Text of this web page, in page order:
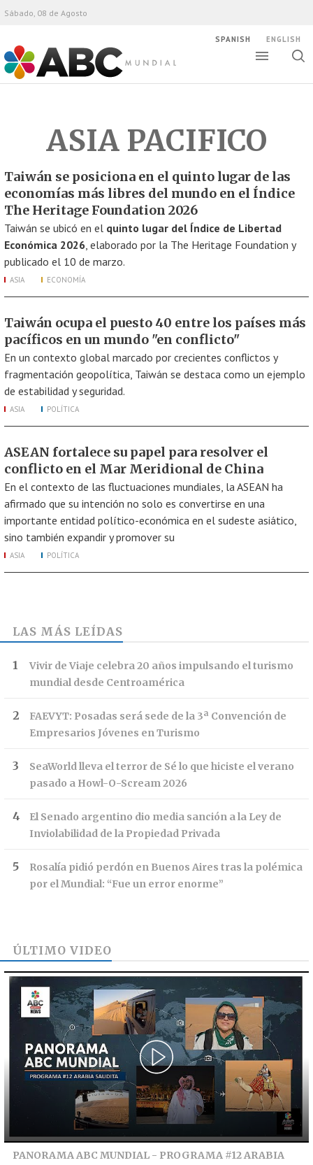
ABC Mundial
Sábado, 08 de Agosto
SPANISH ENGLISH
ASIA PACIFICO
Taiwán se posiciona en el quinto lugar de las
economías más libres del mundo en el Índice
The Heritage Foundation 2026
Taiwán se ubicó en el quinto lugar del Índice de Libertad
Económica 2026, elaborado por la The Heritage Foundation y
publicado el 10 de marzo.
ASIA ECONOMÍA
Taiwán ocupa el puesto 40 entre los países más
pacíficos en un mundo "en conflicto"
En un contexto global marcado por crecientes conflictos y
fragmentación geopolítica, Taiwán se destaca como un ejemplo
de estabilidad y seguridad.
ASIA POLÍTICA
ASEAN fortalece su papel para resolver el
conflicto en el Mar Meridional de China
En el contexto de las fluctuaciones mundiales, la ASEAN ha
afirmado que su intención no solo es convertirse en una
importante entidad político-económica en el sudeste asiático,
sino también expandir y promover su
ASIA POLÍTICA
LAS MÁS LEÍDAS
Vivir de Viaje celebra 20 años impulsando el turismo
mundial desde Centroamérica
FAEVYT: Posadas será sede de la 3ª Convención de
Empresarios Jóvenes en Turismo
SeaWorld lleva el terror de Sé lo que hiciste el verano
pasado a Howl-O-Scream 2026
El Senado argentino dio media sanción a la Ley de
Inviolabilidad de la Propiedad Privada
Rosalía pidió perdón en Buenos Aires tras la polémica
por el Mundial: “Fue un error enorme”
ÚLTIMO VIDEO
PANORAMA ABC MUNDIAL - PROGRAMA #12 ARABIA